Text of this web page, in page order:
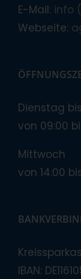
E-Mail: info
Webseite:
Dienstag
von 09:00
Mittwoch
von 14:00
IBAN: